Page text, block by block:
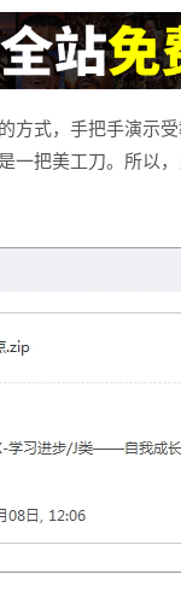
方式，手把手演示
一把美工刀。所以